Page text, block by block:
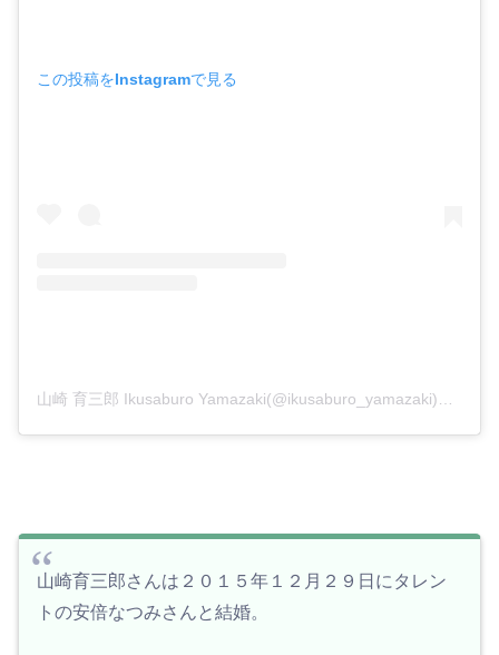
この投稿をInstagramで見る
山崎 育三郎 Ikusaburo Yamazaki(@ikusaburo_yamazaki)がシェアした投稿
山崎育三郎さんは２０１５年１２月２９日にタレン
トの安倍なつみさんと結婚。